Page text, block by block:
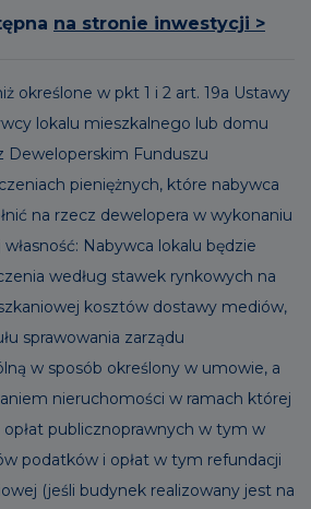
na stronie inwestycji >
określone w pkt 1 i 2 art. 19a Ustawy
lokalu mieszkalnego lub domu
Deweloperskim Funduszu
pieniężnych, które nabywca
na rzecz dewelopera w wykonaniu
Nabywca lokalu będzie
według stawek rynkowych na
kosztów dostawy mediów,
sprawowania zarządu
w sposób określony w umowie, a
nieruchomości w ramach której
opłat publicznoprawnych w tym w
podatków i opłat w tym refundacji
(jeśli budynek realizowany jest na